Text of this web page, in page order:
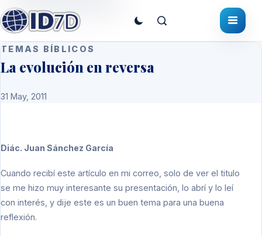
TEMAS BÍBLICOS
La evolución en reversa
31 May, 2011
Diác. Juan Sánchez García
Cuando recibí este artículo en mi correo, solo de ver el titulo
se me hizo muy interesante su presentación, lo abrí y lo leí
con interés, y dije este es un buen tema para una buena
reflexión.